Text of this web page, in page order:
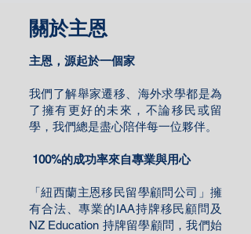
關於主恩
主恩，源起於一個家
我們了解舉家遷移、海外求學都是為
了擁有更好的未來，不論移民或留
學，我們總是盡心陪伴每一位夥伴。
100%的成功率來自專業與用心
「紐西蘭主恩移民留學顧問公司」擁
有合法、專業的IAA持牌移民顧問及
NZ Education 持牌留學顧問，我們始